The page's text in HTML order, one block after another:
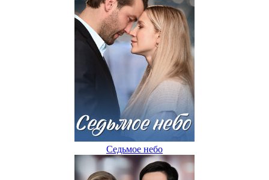
Седьмое небо